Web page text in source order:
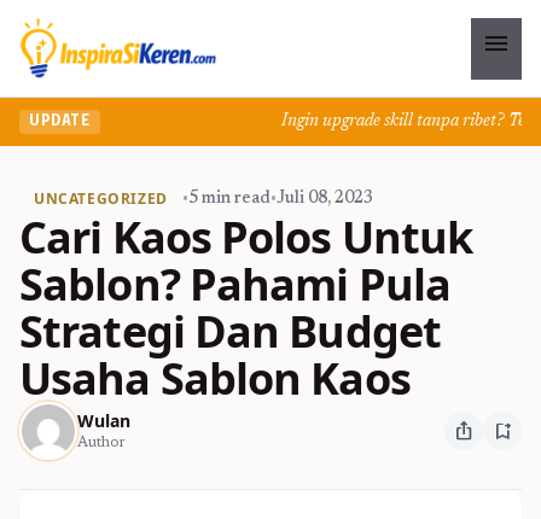
menu
UPDATE Ingin upgrade skill tanpa ribet?
UNCATEGORIZED •5 min read•Juli 08, 2023
Cari Kaos Polos Untuk
Sablon? Pahami Pula
Strategi Dan Budget
Usaha Sablon Kaos
Wulan
Author ios_share bookmark_add